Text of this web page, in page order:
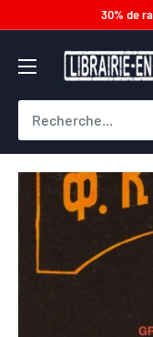
contenu
30% de
Librairie-
en-
ligne.com